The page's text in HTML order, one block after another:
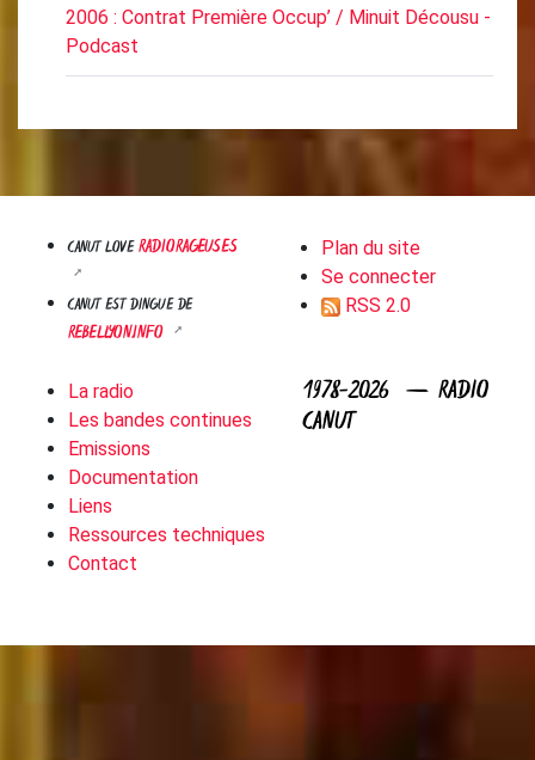
2006 : Contrat Première Occup’ / Minuit Décousu -
Podcast
CANUT LOVERADIORAGEUSES
CANUT EST DINGUE DE
REBELLYON.INFO
Plan du site
Se connecter
RSS 2.0
La radio
Les bandes continues
Emissions
Documentation
Liens
Ressources techniques
Contact
1978-2026 — RADIO
CANUT